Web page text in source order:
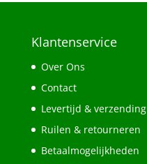
Klantenservice
Over Ons
Contact
Levertijd & verzending
Ruilen & retourneren
Betaalmogelijkheden